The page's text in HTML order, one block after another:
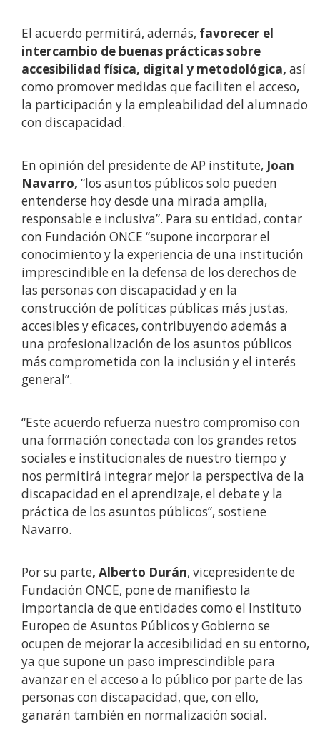
El acuerdo permitirá, además, favorecer el
intercambio de buenas prácticas sobre
accesibilidad física, digital y metodológica, así
como promover medidas que faciliten el acceso,
la participación y la empleabilidad del alumnado
con discapacidad.
En opinión del presidente de AP institute, Joan
Navarro, “los asuntos públicos solo pueden
entenderse hoy desde una mirada amplia,
responsable e inclusiva”. Para su entidad, contar
con Fundación ONCE “supone incorporar el
conocimiento y la experiencia de una institución
imprescindible en la defensa de los derechos de
las personas con discapacidad y en la
construcción de políticas públicas más justas,
accesibles y eficaces, contribuyendo además a
una profesionalización de los asuntos públicos
más comprometida con la inclusión y el interés
general”.
“Este acuerdo refuerza nuestro compromiso con
una formación conectada con los grandes retos
sociales e institucionales de nuestro tiempo y
nos permitirá integrar mejor la perspectiva de la
discapacidad en el aprendizaje, el debate y la
práctica de los asuntos públicos”, sostiene
Navarro.
Por su parte, Alberto Durán, vicepresidente de
Fundación ONCE, pone de manifiesto la
importancia de que entidades como el Instituto
Europeo de Asuntos Públicos y Gobierno se
ocupen de mejorar la accesibilidad en su entorno,
ya que supone un paso imprescindible para
avanzar en el acceso a lo público por parte de las
personas con discapacidad, que, con ello,
ganarán también en normalización social.